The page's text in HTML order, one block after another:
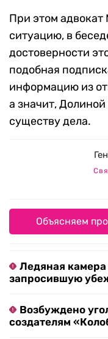
При этом адвокат
ситуацию, в
достоверности
подобная
информацию из
а значит, Долиной
существу дела.
Объясняем
Ледяная
запросившую
Возбуждено
создателям